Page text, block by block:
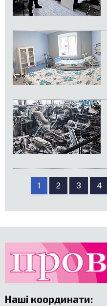
Розбивка
Сторінка
1 Сторінка
2 Сторінка
3 4
Наші координати: